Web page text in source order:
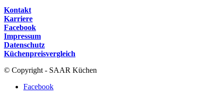
Kontakt
Karriere
Facebook
Impressum
Datenschutz
Küchenpreisvergleich
© Copyright - SAAR Küchen
Facebook